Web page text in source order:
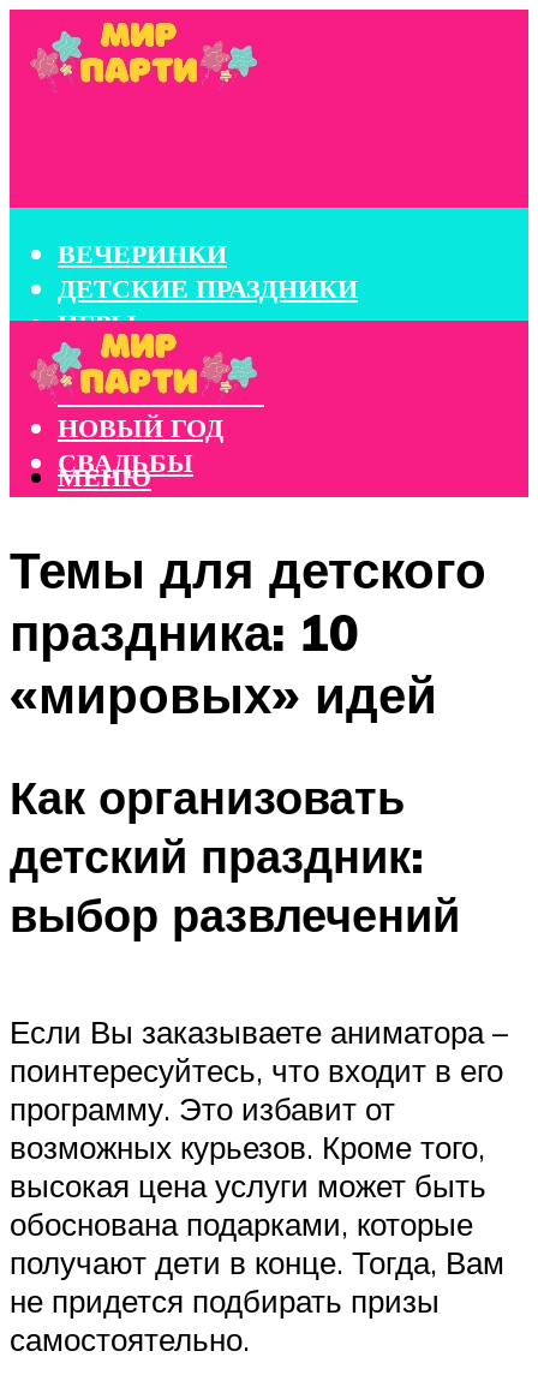
ВЕЧЕРИНКИ
ДЕТСКИЕ ПРАЗДНИКИ
ИГРЫ
КОНКУРСЫ
КОРПОРАТИВЫ
НОВЫЙ ГОД
СВАДЬБЫ
МЕНЮ
Темы для детского
праздника: 10
«мировых» идей
Как организовать
детский праздник:
выбор развлечений
Если Вы заказываете аниматора –
поинтересуйтесь, что входит в его
программу. Это избавит от
возможных курьезов. Кроме того,
высокая цена услуги может быть
обоснована подарками, которые
получают дети в конце. Тогда, Вам
не придется подбирать призы
самостоятельно.